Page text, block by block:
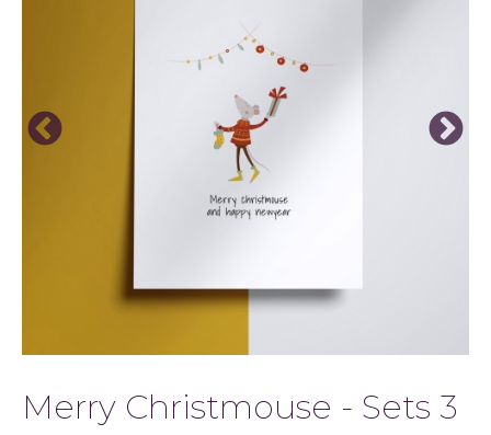
Merry Christmouse - Sets 3